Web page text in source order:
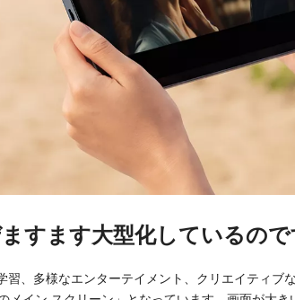
すます大型化しているの
、多様なエンターテイメント、クリエイティブ